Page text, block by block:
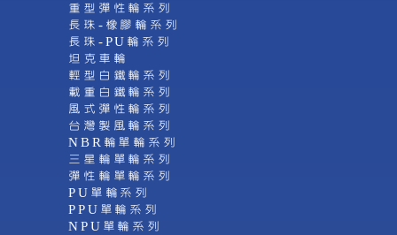
重型彈性輪系列
長珠-橡膠輪系列
長珠-PU輪系列
坦克車輪
輕型白鐵輪系列
載重白鐵輪系列
風式彈性輪系列
台灣製風輪系列
NBR輪單輪系列
三星輪單輪系列
彈性輪單輪系列
PU單輪系列
PPU單輪系列
NPU單輪系列